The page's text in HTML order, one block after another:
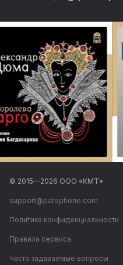
© 2015—2026 ООО «КМТ»
support@patephone.com
Политика конфиденциальности
Правила сервиса
Часто задаваемые вопросы